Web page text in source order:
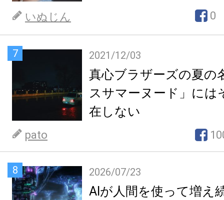
いぬじん 0
7 2021/12/03
真心ブラザーズの夏の
スサマーヌード」には
在しない
pato
8 2026/07/23
AIが人間を使って増え